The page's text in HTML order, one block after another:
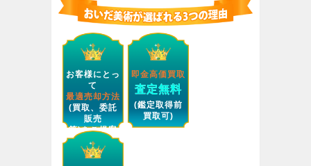
お客様にとっ
て
最適売却方法
(買取、委託
販売
等)をご提案
します。
即金高価買取
査定無料
(鑑定取得前
買取可)